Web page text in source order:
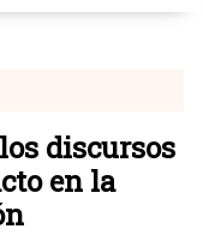
discursos
en la